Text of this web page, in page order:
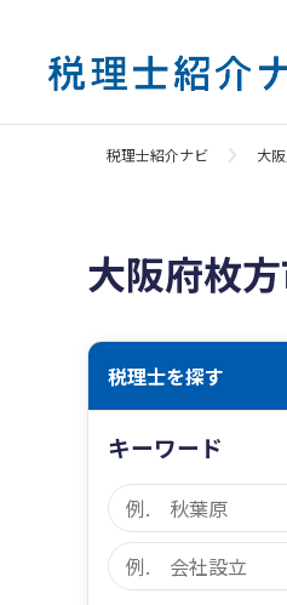
税理士紹介ナビ 大
大阪府枚
税理士を探す
キーワード